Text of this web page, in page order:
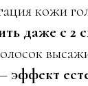
кожи
даже с 2
эффект